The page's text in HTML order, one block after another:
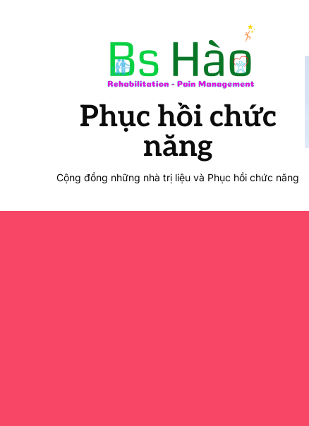
Phục hồi chức
năng
Cộng đồng những nhà trị liệu và Phục hồi chức năng